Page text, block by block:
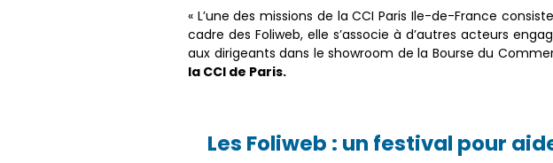
« L’​une des missions de la ​CCI Paris Ile-de-France
cadre des Foliweb, ​elle s’associe à d’autres acteurs
aux dirigeants dans ​le showroom de la Bourse du
la CCI de Paris.
Les Foliweb : un festival pour